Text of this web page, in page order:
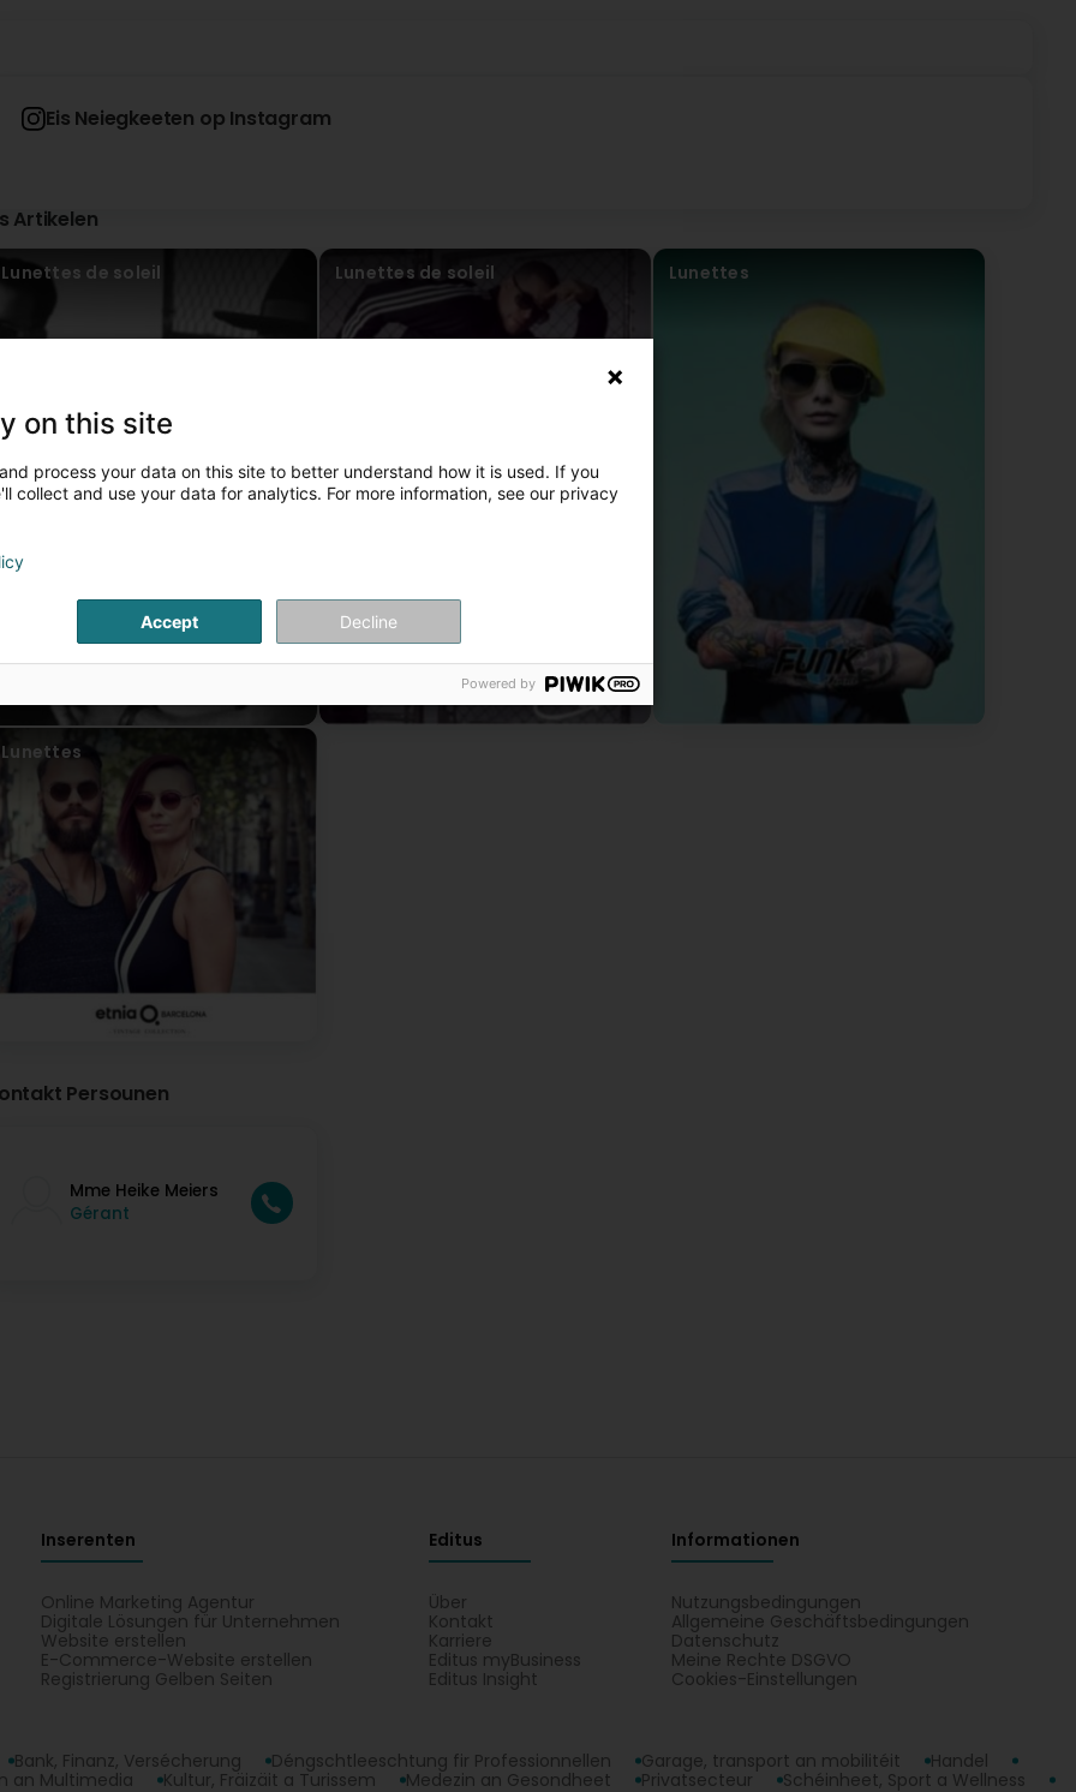
Eis Neiegkeeten op Instagram
Artikelen
Lunettes de soleil Lunettes de soleil Lunettes
Lunettes
Persounen
Mme Heike Meiers
Gérant
Inserenten
Online Marketing Agentur
Digitale Lösungen für Unternehmen
Website erstellen
E-Commerce-Website erstellen
Registrierung Gelben Seiten
Editus
Über
Kontakt
Karriere
Editus myBusiness
Editus Insight
Informationen
Nutzungsbedingungen
Allgemeine Geschäftsbedingungen
Datenschutz
Meine Rechte DSGVO
Cookies-Einstellungen
Bank, Finanz, Versécherung Déngschtleeschtung fir Professionnellen Garage, transport an mobilitéit
Handel
an Multimedia
Kultur, Fräizäit a Turissem Medezin an Gesondheet Privatsecteur Schéinheet, Sport a Wellness
on this site
process your data on this site to better understand how it is used. If you
collect and use your data for analytics. For more information, see our privacy
Accept Decline
Powered by